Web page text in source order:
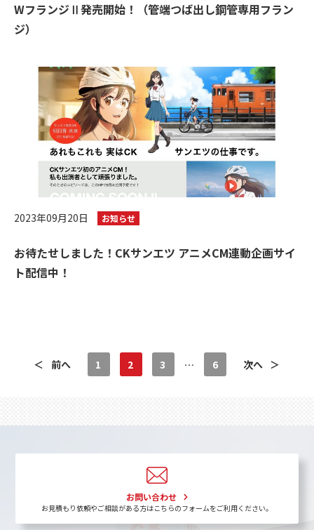
WフランジⅡ発売開始！（管端つば出し鋼管専用フラン
ジ）
2023年09月20日 お知らせ
お待たせしました！CKサンエツ アニメCM連動企画サイ
ト配信中！
＜ 前へ 1 2 3 … 6 次へ ＞
お問い合わせ
お見積もり依頼やご相談がある方はこちらのフォームをご利用ください。